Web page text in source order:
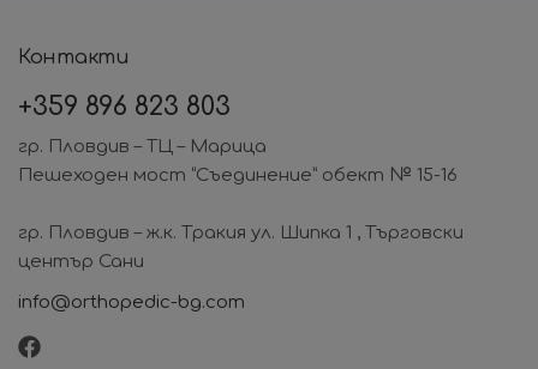
Контакти
+359 896 823 803
гр. Пловдив – ТЦ – Марица
Пешеходен мост “Съединение” обект № 15-16
гр. Пловдив – ж.к. Тракия ул. Шипка 1 , Търговски
център Сани
info@orthopedic-bg.com